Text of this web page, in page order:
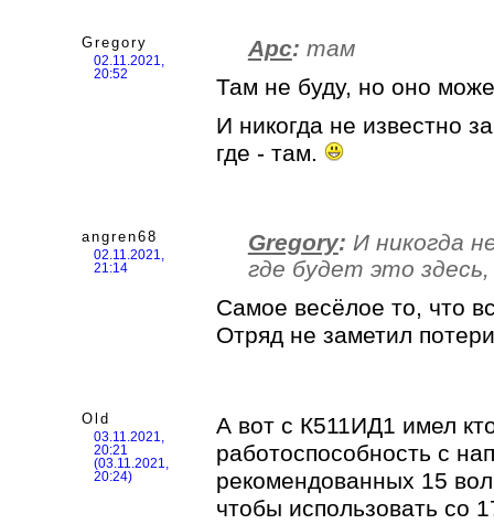
Gregory
02.11.2021,
20:52
Арс: там
Там не буду, но оно
И никогда не известно
где - там.
angren68
02.11.2021,
21:14
Gregory: И никогда
где будет это
Самое весёлое то, что
Отряд не заметил
Old
03.11.2021,
20:21
(03.11.2021,
20:24)
А вот с К511ИД1 имел
работоспособность с
рекомендованных 15
чтобы использовать со